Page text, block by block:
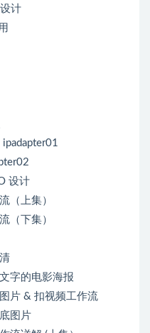
计
设计
（上集）
（下集）
字的电影海报
片 & 扣视频工作流
图片